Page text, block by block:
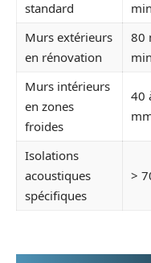
standard
Murs extérieurs
en rénovation
80
Murs intérieurs
en zones
froides
40
Isolations
acoustiques
spécifiques
>